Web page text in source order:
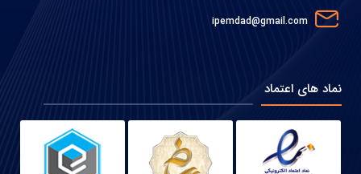
ipemdad@gmail.com
نماد های اعتماد